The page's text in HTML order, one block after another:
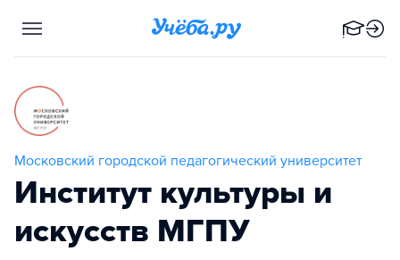
Московский городской педагогический университет
Институт культуры и
искусств МГПУ